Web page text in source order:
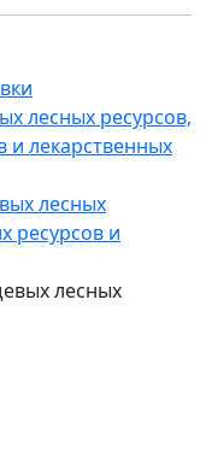
лесных ресурсов,
и лекарственных
лесных
ресурсов и
лесных